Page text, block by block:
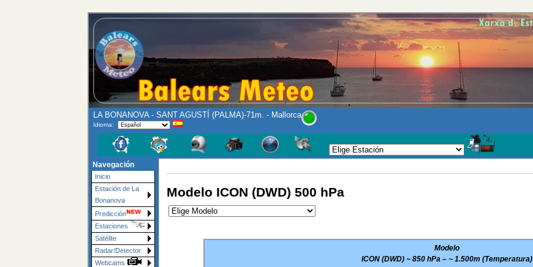
LA BONANOVA - SANT AGUSTÍ (PALMA)-71m. - Mallorca
Idioma:
Navegación
Inicio
Estación de La
Bonanova
Predicción
Estaciones
Satélite
Radar/Detector
Webcams
Modelo ICON (DWD) 500 hPa
Modelo
ICON (DWD) ~ 850 hPa – ~ 1.500m (Temperatura)